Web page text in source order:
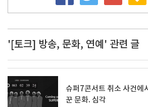
'[토크] 방송, 문화, 연예' 관련 글
슈퍼7콘서트 취소 사건에
꾼 문화. 심각